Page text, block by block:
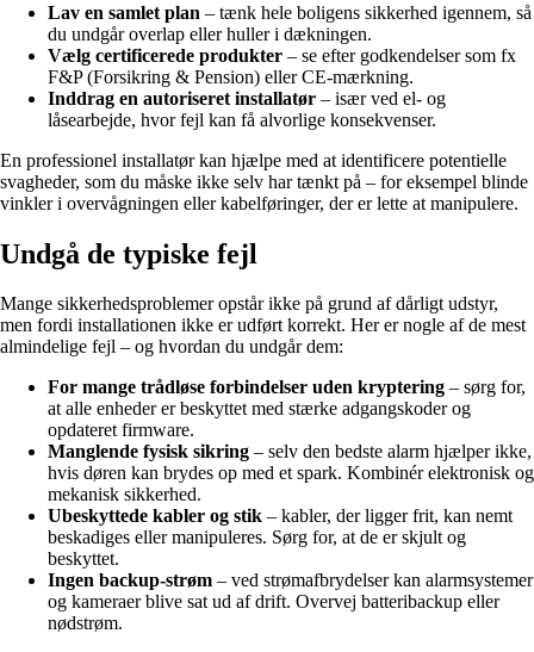
Lav en samlet plan – tænk hele boligens sikkerhed igennem, så
du undgår overlap eller huller i dækningen.
Vælg certificerede produkter – se efter godkendelser som fx
F&P (Forsikring & Pension) eller CE-mærkning.
Inddrag en autoriseret installatør – især ved el- og
låsearbejde, hvor fejl kan få alvorlige konsekvenser.
En professionel installatør kan hjælpe med at identificere potentielle
svagheder, som du måske ikke selv har tænkt på – for eksempel blinde
vinkler i overvågningen eller kabelføringer, der er lette at manipulere.
Undgå de typiske fejl
Mange sikkerhedsproblemer opstår ikke på grund af dårligt udstyr,
men fordi installationen ikke er udført korrekt. Her er nogle af de mest
almindelige fejl – og hvordan du undgår dem:
For mange trådløse forbindelser uden kryptering – sørg for,
at alle enheder er beskyttet med stærke adgangskoder og
opdateret firmware.
Manglende fysisk sikring – selv den bedste alarm hjælper ikke,
hvis døren kan brydes op med et spark. Kombinér elektronisk og
mekanisk sikkerhed.
Ubeskyttede kabler og stik – kabler, der ligger frit, kan nemt
beskadiges eller manipuleres. Sørg for, at de er skjult og
beskyttet.
Ingen backup-strøm – ved strømafbrydelser kan alarmsystemer
og kameraer blive sat ud af drift. Overvej batteribackup eller
nødstrøm.